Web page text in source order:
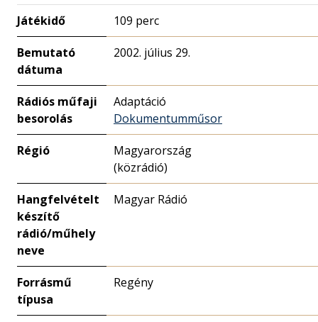
Játékidő 109 perc
Bemutató
dátuma
2002. július 29.
Rádiós műfaji
besorolás
Adaptáció
Dokumentumműsor
Régió
Magyarország
(közrádió)
Hangfelvételt
készítő
rádió/műhely
neve
Magyar Rádió
Forrásmű
típusa
Regény